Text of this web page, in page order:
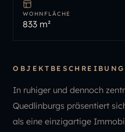
WOHNFLÄCHE
833 m²
OBJEKTBESCHREIBUNG
In ruhiger und dennoch
Quedlinburgs präsentiert
als eine einzigartige